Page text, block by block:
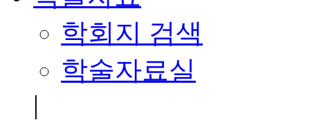
학회지 검색
학술자료실
|